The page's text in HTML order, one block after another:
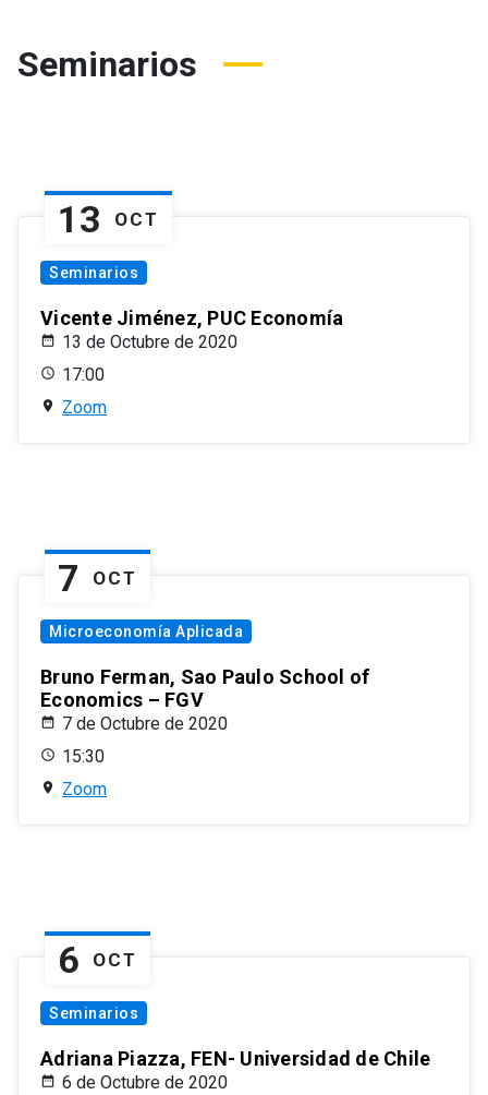
Seminarios
13 OCT
Seminarios
Vicente Jiménez, PUC Economía
13 de Octubre de 2020
17:00
Zoom
7 OCT
Microeconomía Aplicada
Bruno Ferman, Sao Paulo School of
Economics – FGV
7 de Octubre de 2020
15:30
Zoom
6 OCT
Seminarios
Adriana Piazza, FEN- Universidad de Chile
6 de Octubre de 2020